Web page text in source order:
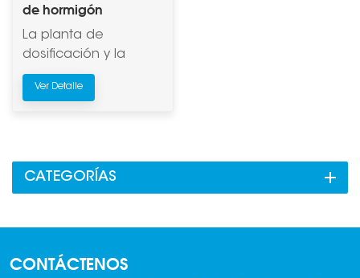
de hormigón
La planta de
dosificación y la
mezcladora de
concreto cuentan
de plantas de
acumulativa
centralizado en un
Ver Detalle
CATEGORÍAS
CONTÁCTENOS